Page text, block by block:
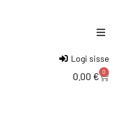
Logi sisse
0.00 € 0